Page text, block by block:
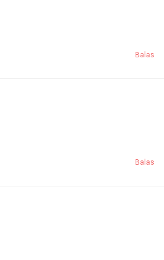
Balas
Balas